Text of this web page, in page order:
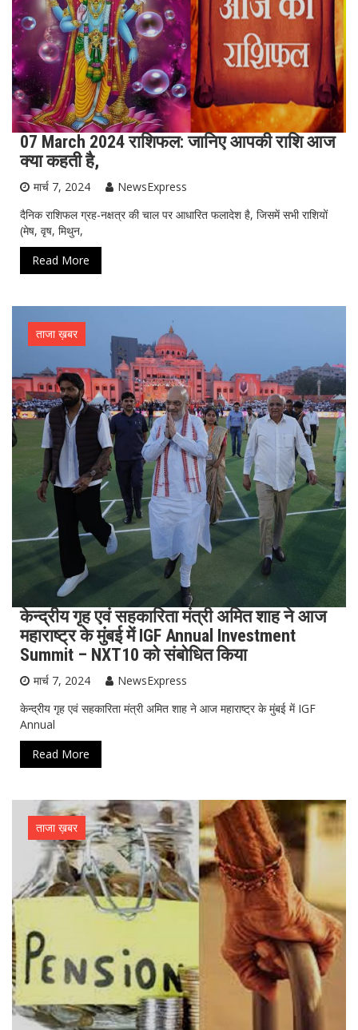
07 March 2024 राशिफल: जानिए आपकी राशि आज
क्या कहती है,
मार्च 7, 2024
NewsExpress
दैनिक राशिफल ग्रह-नक्षत्र की चाल पर आधारित फलादेश है, जिसमें सभी राशियों
(मेष, वृष, मिथुन,
Read More
ताजा ख़बर
केन्द्रीय गृह एवं सहकारिता मंत्री अमित शाह ने आज
महाराष्ट्र के मुंबई में IGF Annual Investment
Summit – NXT10 को संबोधित किया
मार्च 7, 2024
NewsExpress
केन्द्रीय गृह एवं सहकारिता मंत्री अमित शाह ने आज महाराष्ट्र के मुंबई में IGF
Annual
Read More
ताजा ख़बर